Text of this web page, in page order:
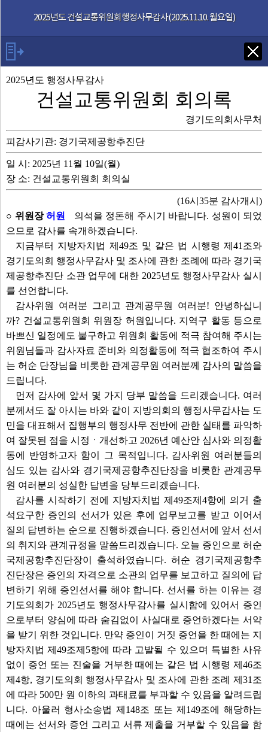
2025년도 건설교통위원회행정사무감사(2025.11.10. 월요일)
Tab키로 다음 검색
안건
부록
영상회의록
2025년도 행정사무감사
건설교통위원회 회의록
경기도의회사무처
피감사기관: 경기국제공항추진단
일 시: 2025년 11월 10일(월)
장 소: 건설교통위원회 회의실
(16시35분 감사개시)
○ 위원장허원
의석을 정돈해 주시기 바랍니다. 성원이 되었
으므로 감사를 속개하겠습니다.
지금부터 지방자치법 제49조 및 같은 법 시행령 제41조와
경기도의회 행정사무감사 및 조사에 관한 조례에 따라 경기국
제공항추진단 소관 업무에 대한 2025년도 행정사무감사 실시
를 선언합니다.
감사위원 여러분 그리고 관계공무원 여러분! 안녕하십니
까? 건설교통위원회 위원장 허원입니다. 지역구 활동 등으로
바쁘신 일정에도 불구하고 위원회 활동에 적극 참여해 주시는
위원님들과 감사자료 준비와 의정활동에 적극 협조하여 주시
는 허순 단장님을 비롯한 관계공무원 여러분께 감사의 말씀을
드립니다.
먼저 감사에 앞서 몇 가지 당부 말씀을 드리겠습니다. 여러
분께서도 잘 아시는 바와 같이 지방의회의 행정사무감사는 도
민을 대표해서 집행부의 행정사무 전반에 관한 실태를 파악하
여 잘못된 점을 시정ㆍ개선하고 2026년 예산안 심사와 의정활
동에 반영하고자 함이 그 목적입니다. 감사위원 여러분들의
심도 있는 감사와 경기국제공항추진단장을 비롯한 관계공무
원 여러분의 성실한 답변을 당부드리겠습니다.
감사를 시작하기 전에 지방자치법 제49조제4항에 의거 출
석요구한 증인의 선서가 있은 후에 업무보고를 받고 이어서
질의 답변하는 순으로 진행하겠습니다. 증인선서에 앞서 선서
의 취지와 관계규정을 말씀드리겠습니다. 오늘 증인으로 허순
국제공항추진단장이 출석하였습니다. 허순 경기국제공항추
진단장은 증인의 자격으로 소관의 업무를 보고하고 질의에 답
변하기 위해 증인선서를 해야 합니다. 선서를 하는 이유는 경
기도의회가 2025년도 행정사무감사를 실시함에 있어서 증인
으로부터 양심에 따라 숨김없이 사실대로 증언하겠다는 서약
을 받기 위한 것입니다. 만약 증인이 거짓 증언을 한 때에는 지
방자치법 제49조제5항에 따라 고발될 수 있으며 특별한 사유
없이 증언 또는 진술을 거부한 때에는 같은 법 시행령 제46조
제4항, 경기도의회 행정사무감사 및 조사에 관한 조례 제31조
에 따라 500만 원 이하의 과태료를 부과할 수 있음을 알려드립
니다. 아울러 형사소송법 제148조 또는 제149조에 해당하는
때에는 선서와 증언 그리고 서류 제출을 거부할 수 있음을 함